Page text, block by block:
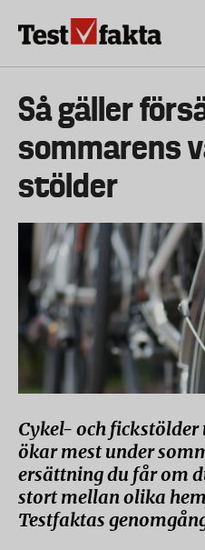
Huvudmeny
ny
HEM & HUSHÅLL
Så gäller
sommarens
stölder
Cykel- och
ökar mest under
ersättning du får om
stort mellan olika
Testfaktas